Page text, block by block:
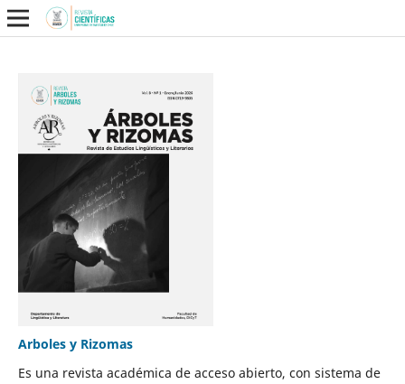
Arboles y Rizomas
Es una revista académica de acceso abierto, con sistema de